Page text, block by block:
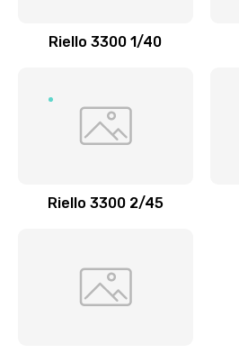
Riello 3300 1/40
Riello 3300 2/45